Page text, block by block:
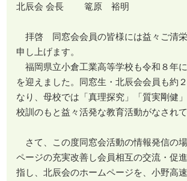
北辰会 会長 篭原 裕明
拝啓 同窓会会員の皆様には益々ご清
申し上げます。
福岡県立小倉工業高等学校も令和８年
を迎えました。同窓生・北辰会会員も約
なり、母校では「真理探究」「質実剛健
校訓のもと益々活発な教育活動がなされて
さて、この度同窓会活動の情報発信の
ページの充実改善し会員相互の交流・促
指し、北辰会のホームページを、小野高